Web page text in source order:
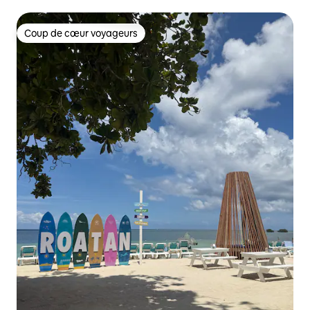
Coup de cœur voyageurs
Coup de cœur voyageurs